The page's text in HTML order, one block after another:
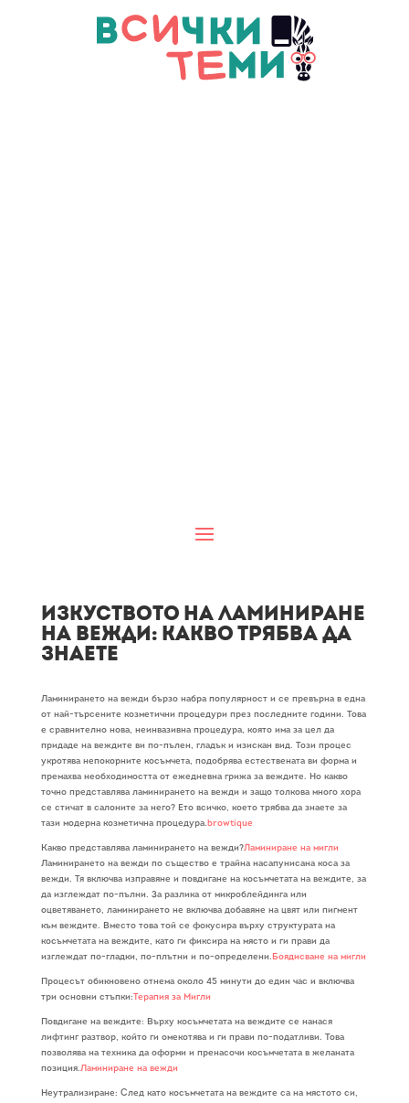
Изкуството на ламиниране
на вежди: Какво трябва да
знаете
Ламинирането на вежди бързо набра популярност и се превърна в една
от най-търсените козметични процедури през последните години. Това
е сравнително нова, неинвазивна процедура, която има за цел да
придаде на веждите ви по-пълен, гладък и изискан вид. Този процес
укротява непокорните косъмчета, подобрява естествената ви форма и
премахва необходимостта от ежедневна грижа за веждите. Но какво
точно представлява ламинирането на вежди и защо толкова много хора
се стичат в салоните за него? Ето всичко, което трябва да знаете за
тази модерна козметична процедура.browtique
Какво представлява ламинирането на вежди?Ламиниране на мигли
Ламинирането на вежди по същество е трайна насапунисана коса за
вежди. Тя включва изправяне и повдигане на косъмчетата на веждите, за
да изглеждат по-пълни. За разлика от микроблейдинга или
оцветяването, ламинирането не включва добавяне на цвят или пигмент
към веждите. Вместо това той се фокусира върху структурата на
косъмчетата на веждите, като ги фиксира на място и ги прави да
изглеждат по-гладки, по-плътни и по-определени. Боядисване на мигли
Процесът обикновено отнема около 45 минути до един час и включва
три основни стъпки:Терапия за Мигли
Повдигане на веждите: Върху косъмчетата на веждите се нанася
лифтинг разтвор, който ги омекотява и ги прави по-податливи. Това
позволява на техника да оформи и пренасочи косъмчетата в желаната
позиция.Ламиниране на вежди
Неутрализиране: След като косъмчетата на веждите са на мястото си,